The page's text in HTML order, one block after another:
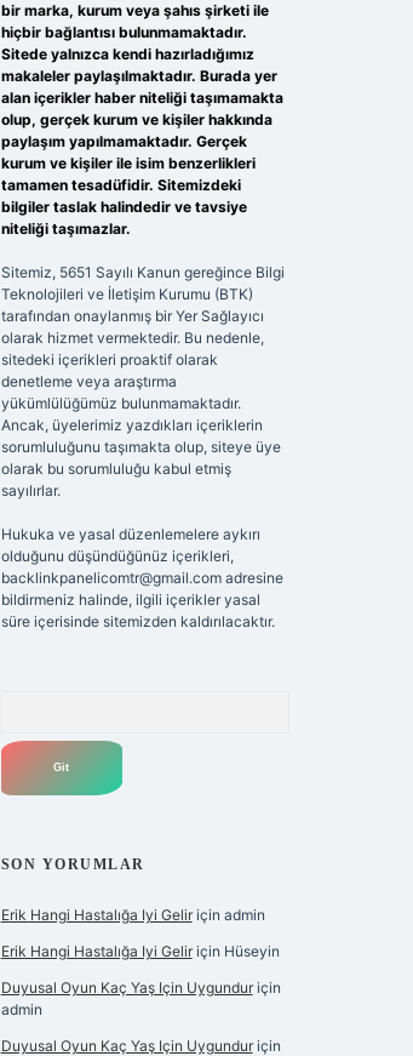
bir marka, kurum veya şahıs şirketi ile
hiçbir bağlantısı bulunmamaktadır.
Sitede yalnızca kendi hazırladığımız
makaleler paylaşılmaktadır. Burada yer
alan içerikler haber niteliği taşımamakta
olup, gerçek kurum ve kişiler hakkında
paylaşım yapılmamaktadır. Gerçek
kurum ve kişiler ile isim benzerlikleri
tamamen tesadüfidir. Sitemizdeki
bilgiler taslak halindedir ve tavsiye
niteliği taşımazlar.
Sitemiz, 5651 Sayılı Kanun gereğince Bilgi
Teknolojileri ve İletişim Kurumu (BTK)
tarafından onaylanmış bir Yer Sağlayıcı
olarak hizmet vermektedir. Bu nedenle,
sitedeki içerikleri proaktif olarak
denetleme veya araştırma
yükümlülüğümüz bulunmamaktadır.
Ancak, üyelerimiz yazdıkları içeriklerin
sorumluluğunu taşımakta olup, siteye üye
olarak bu sorumluluğu kabul etmiş
sayılırlar.
Hukuka ve yasal düzenlemelere aykırı
olduğunu düşündüğünüz içerikleri,
backlinkpanelicomtr@gmail.comadresine
bildirmeniz halinde, ilgili içerikler yasal
süre içerisinde sitemizden kaldırılacaktır.
SON YORUMLAR
Erik Hangi Hastalığa Iyi Geliriçin admin
Erik Hangi Hastalığa Iyi Geliriçin Hüseyin
Duyusal Oyun Kaç Yaş Için Uygunduriçin
admin
Duyusal Oyun Kaç Yaş Için Uygunduriçin